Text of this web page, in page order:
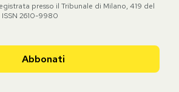
presso il Tribunale di Milano, 419 del
2610-9980
Abbonati